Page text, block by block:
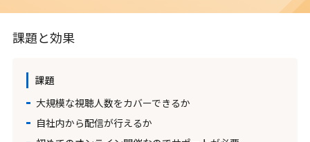
課題と効果
課題
大規模な視聴人数をカバーできるか
自社内から配信が行えるか